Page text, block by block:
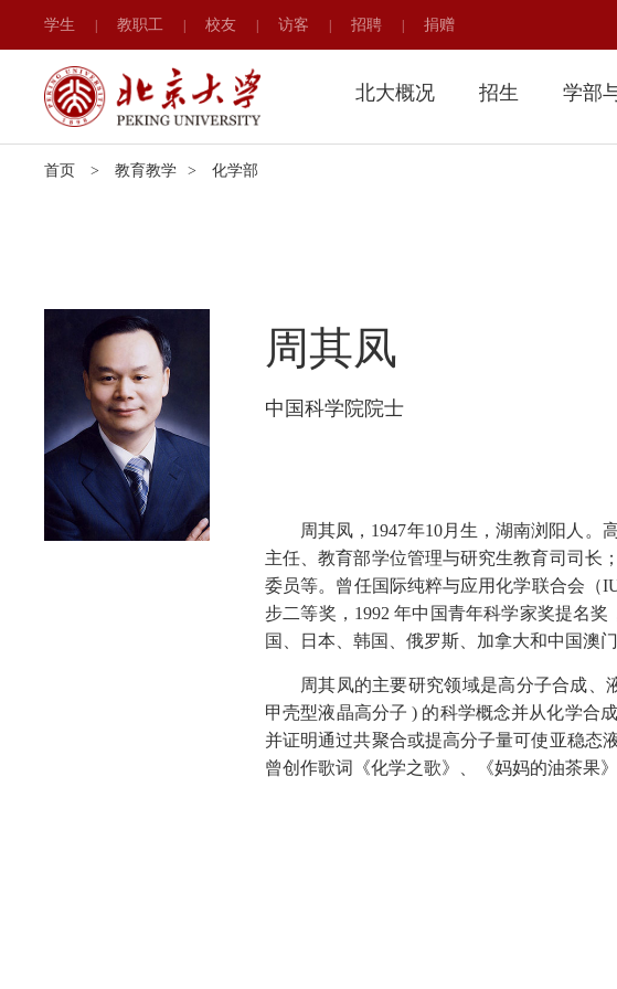
学生 | 教职工 | 校友 | 访客 | 招聘 | 捐赠
北大概况 招生 学部
首页 > 教育教学 > 化学部
周其凤
中国科学院院士
周其凤，1947年10月生，湖南浏阳人
主任、教育部学位管理与研究生教育司司长
委员等。曾任国际纯粹与应用化学联合会（
步二等奖，1992 年中国青年科学家奖提名
国、日本、韩国、俄罗斯、加拿大和中国澳
周其凤的主要研究领域是高分子合成、
甲壳型液晶高分子 ) 的科学概念并从化学合
并证明通过共聚合或提高分子量可使亚稳态
曾创作歌词《化学之歌》、《妈妈的油茶果